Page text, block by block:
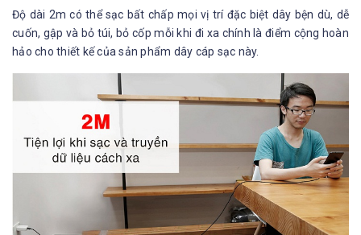
Độ dài 2m có thể sạc bất chấp mọi vị trí đặc biệt dây bện dù, dễ
cuốn, gập và bỏ túi, bỏ cốp mỗi khi đi xa chính là điểm cộng hoàn
hảo cho thiết kế của sản phẩm dây cáp sạc này.